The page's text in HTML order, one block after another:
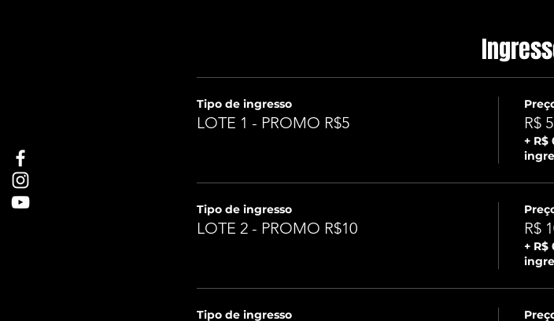
Tipo de ingresso
LOTE 1 - PROMO R$5 R$
+ R$
Tipo de ingresso
LOTE 2 - PROMO R$10 R$
+ R$
Tipo de ingresso